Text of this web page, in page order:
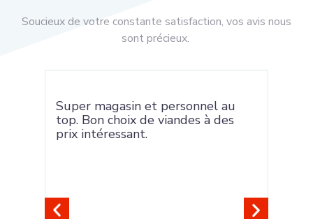
Soucieux de votre constante satisfaction, vos avis nous
sont précieux.
Super magasin et personnel au
top. Bon choix de viandes à des
prix intéressant.